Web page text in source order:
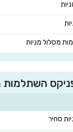
מסלול מניות
סחיר